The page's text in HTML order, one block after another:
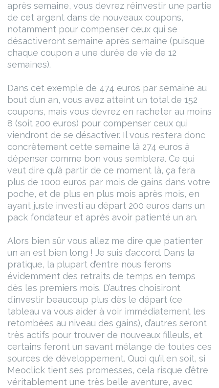
après semaine, vous devrez réinvestir une partie
de cet argent dans de nouveaux coupons,
notamment pour compenser ceux qui se
désactiveront semaine après semaine (puisque
chaque coupon a une durée de vie de 12
semaines).
Dans cet exemple de 474 euros par semaine au
bout d’un an, vous avez atteint un total de 152
coupons, mais vous devrez en racheter au moins
8 (soit 200 euros) pour compenser ceux qui
viendront de se désactiver. Il vous restera donc
concrètement cette semaine là 274 euros à
dépenser comme bon vous semblera. Ce qui
veut dire qu’à partir de ce moment là, ça fera
plus de 1000 euros par mois de gains dans votre
poche, et de plus en plus mois après mois, en
ayant juste investi au départ 200 euros dans un
pack fondateur et après avoir patienté un an.
Alors bien sûr vous allez me dire que patienter
un an est bien long ! Je suis d’accord. Dans la
pratique, la plupart d’entre nous ferons
évidemment des retraits de temps en temps
dès les premiers mois. D’autres choisiront
d’investir beaucoup plus dès le départ (ce
tableau va vous aider à voir immédiatement les
retombées au niveau des gains), d’autres seront
très actifs pour trouver de nouveaux filleuls, et
certains feront un savant mélange de toutes ces
sources de développement. Quoi qu’il en soit, si
Meoclick tient ses promesses, cela risque d’être
véritablement une très belle aventure, avec